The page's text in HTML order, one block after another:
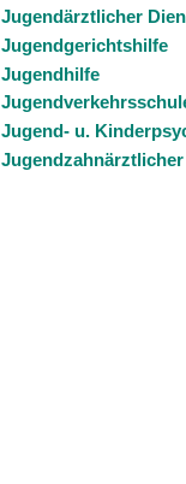
Jugendärztlicher
Jugendgerichtshilfe
Jugendhilfe
Jugend- u.